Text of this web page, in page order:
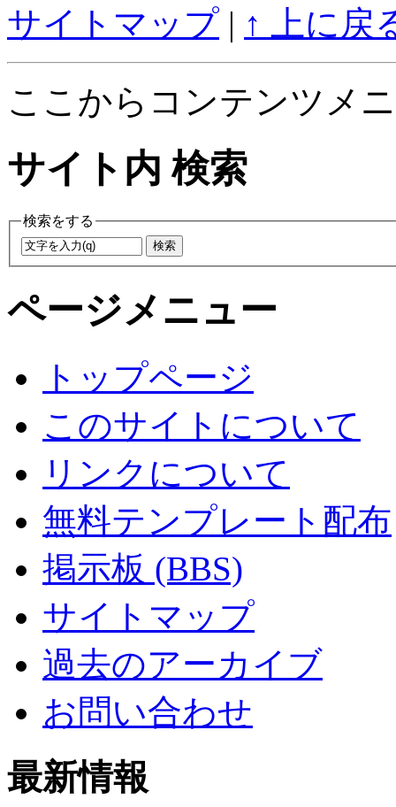
サイトマップ | ↑ 上に戻
ここからコンテンツメ
サイト内 検索
検索をする
ページメニュー
トップページ
このサイトについて
リンクについて
無料テンプレート配布
掲示板 (BBS)
サイトマップ
過去のアーカイブ
お問い合わせ
最新情報